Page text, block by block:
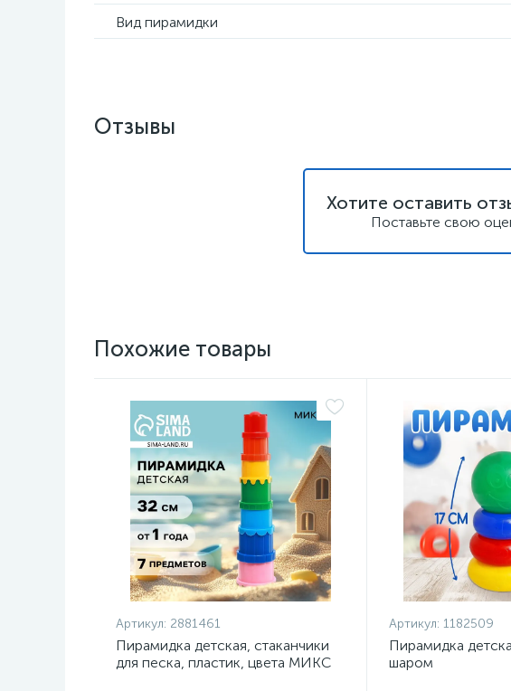
Вид пирамидки
Отзывы
Хотите оставить
Поставьте свою
Похожие товары
Артикул: 2881461
Пирамидка детская, стаканчики
для песка, пластик, цвета МИКС
Артикул: 1182509
Пирамидка
шаром